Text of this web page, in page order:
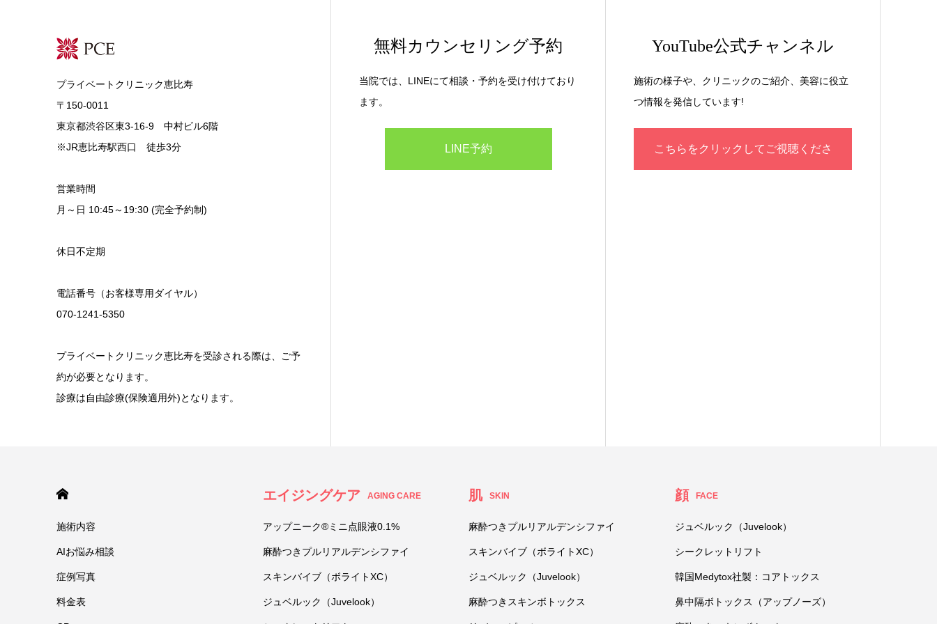
プライベートクリニック恵比寿
〒150-0011
東京都渋谷区東3-16-9 中村ビル6階
※JR恵比寿駅西口 徒歩3分
営業時間
月～日 10:45～19:30 (完全予約制)
休日不定期
電話番号（お客様専用ダイヤル）
070-1241-5350
プライベートクリニック恵比寿を受診される際は、ご予
約が必要となります。
診療は自由診療(保険適用外)となります。
無料カウンセリング予約
当院では、LINEにて相談・予約を受け付けており
ます。
LINE予約
YouTube公式チャンネル
施術の様子や、クリニックのご紹介、美容に役立
つ情報を発信しています!
こちらをクリックしてご視聴くださ
施術内容
AIお悩み相談
症例写真
料金表
エイジングケア AGING CARE
アップニーク®ミニ点眼液0.1%
麻酔つきプルリアルデンシファイ
スキンバイブ（ボライトXC）
ジュベルック（Juvelook）
肌 SKIN
麻酔つきプルリアルデンシファイ
スキンバイブ（ボライトXC）
ジュベルック（Juvelook）
麻酔つきスキンボトックス
顔 FACE
ジュベルック（Juvelook）
シークレットリフト
韓国Medytox社製：コアトックス
鼻中隔ボトックス（アップノーズ）